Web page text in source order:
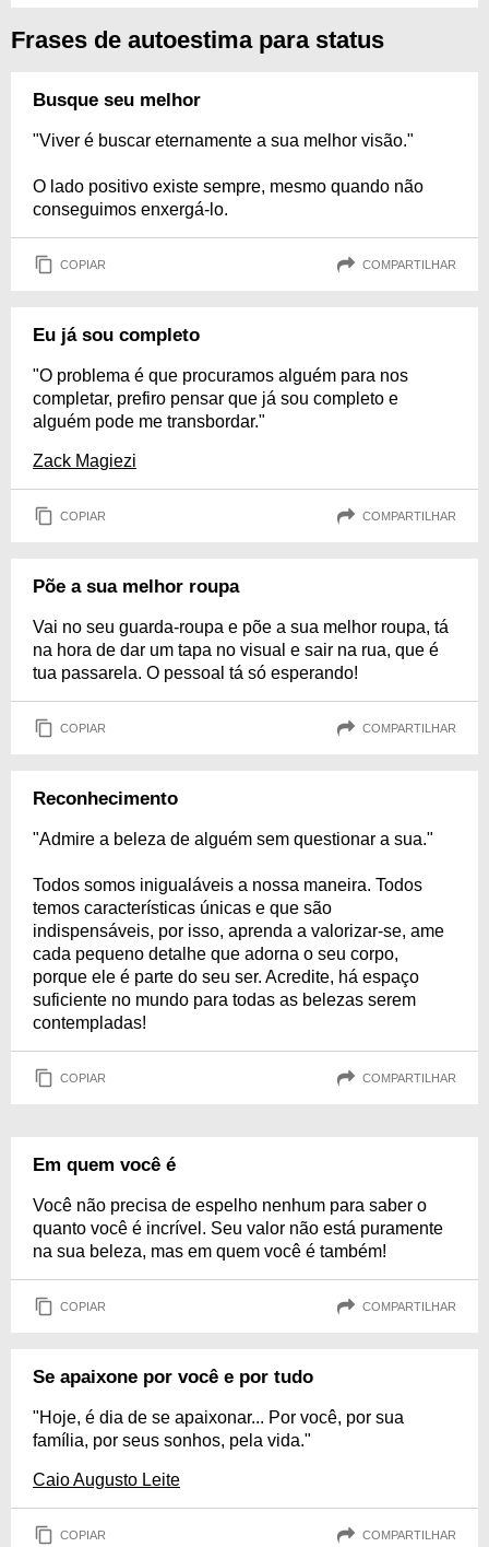
Frases de autoestima para status
Busque seu melhor
"Viver é buscar eternamente a sua melhor visão."
O lado positivo existe sempre, mesmo quando não
conseguimos enxergá-lo.
COPIAR COMPARTILHAR
Eu já sou completo
"O problema é que procuramos alguém para nos
completar, prefiro pensar que já sou completo e
alguém pode me transbordar."
Zack Magiezi
COPIAR COMPARTILHAR
Põe a sua melhor roupa
Vai no seu guarda-roupa e põe a sua melhor roupa, tá
na hora de dar um tapa no visual e sair na rua, que é
tua passarela. O pessoal tá só esperando!
COPIAR COMPARTILHAR
Reconhecimento
"Admire a beleza de alguém sem questionar a sua."
Todos somos inigualáveis a nossa maneira. Todos
temos características únicas e que são
indispensáveis, por isso, aprenda a valorizar-se, ame
cada pequeno detalhe que adorna o seu corpo,
porque ele é parte do seu ser. Acredite, há espaço
suficiente no mundo para todas as belezas serem
contempladas!
COPIAR COMPARTILHAR
Em quem você é
Você não precisa de espelho nenhum para saber o
quanto você é incrível. Seu valor não está puramente
na sua beleza, mas em quem você é também!
COPIAR COMPARTILHAR
Se apaixone por você e por tudo
"Hoje, é dia de se apaixonar... Por você, por sua
família, por seus sonhos, pela vida."
Caio Augusto Leite
COPIAR COMPARTILHAR